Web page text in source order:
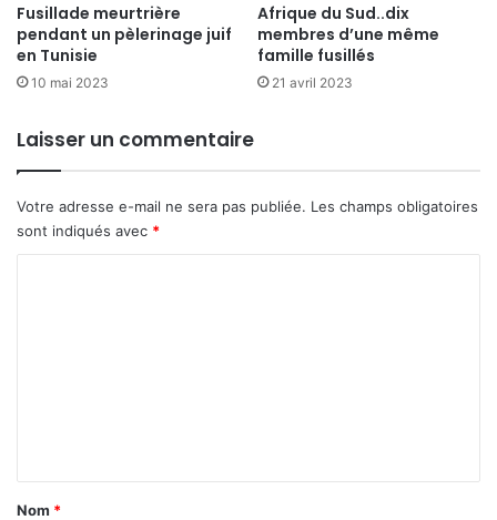
Fusillade meurtrière
pendant un pèlerinage juif
en Tunisie
10 mai 2023
Afrique du Sud..dix
membres d’une même
famille fusillés
21 avril 2023
Laisser un commentaire
Votre adresse e-mail ne sera pas publiée. Les champs obligatoires
sont indiqués avec *
a
Nom *